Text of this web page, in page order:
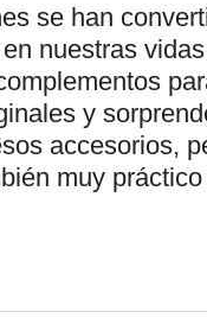
se han
nuestras
y
accesorios,
muy